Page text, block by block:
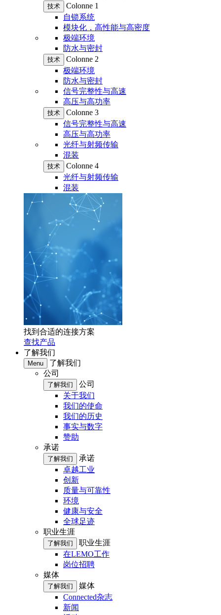
技术
Colonne 1
自锁系统
模块化，高性能与高密度
极端环境
防水与密封
技术
Colonne 2
极端环境
防水与密封
信号完整性与高速
高压与高功率
技术
Colonne 3
信号完整性与高速
高压与高功率
光纤与射频传输
混装
技术
Colonne 4
光纤与射频传输
混装
找到合适的连接方案
查找产品
了解我们
Menu
了解我们
公司
了解我们
公司
关于我们
我们的使命
我们的历史
事实与数字
赞助
承诺
了解我们
承诺
卓越工业
创新
质量与可靠性
环境
健康与安全
全球足迹
职业生涯
了解我们
职业生涯
在LEMO工作
岗位招聘
媒体
了解我们
媒体
Connected杂志
新闻